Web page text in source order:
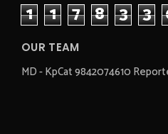
1 1 7 8 3 3
OUR TEAM
MD - KpCat 9842074610